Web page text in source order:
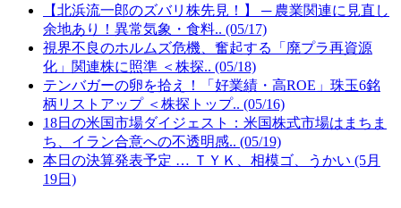
【北浜流一郎のズバリ株先見！】 ─ 農業関連に見直し
余地あり！異常気象・食料.. (05/17)
視界不良のホルムズ危機、奮起する「廃プラ再資源
化」関連株に照準 ＜株探.. (05/18)
テンバガーの卵を拾え！「好業績・高ROE」珠玉6銘
柄リストアップ ＜株探トップ.. (05/16)
18日の米国市場ダイジェスト：米国株式市場はまちま
ち、イラン合意への不透明感.. (05/19)
本日の決算発表予定 … ＴＹＫ、相模ゴ、うかい (5月
19日)